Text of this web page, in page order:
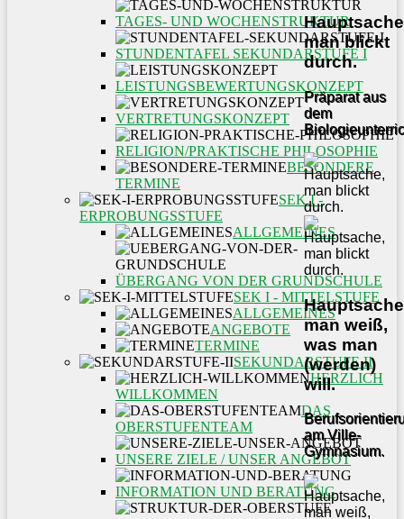
man blickt
durch.
Präparat aus
dem
man weiß,
was man
(werden)
will.
am Ville-
Gymnasium.
TAGES- UND WOCHENSTRUKTUR
STUNDENTAFEL SEKUNDARSTUFE I
LEISTUNGSBEWERTUNGSKONZEPT
VERTRETUNGSKONZEPT
RELIGION/PRAKTISCHE PHILOSOPHIE
BESONDERE
TERMINE
SEK I -
ERPROBUNGSSTUFE
ALLGEMEINES
ÜBERGANG VON DER GRUNDSCHULE
SEK I - MITTELSTUFE
ALLGEMEINES
ANGEBOTE
TERMINE
SEKUNDARSTUFE II
HERZLICH
WILLKOMMEN
DAS
OBERSTUFENTEAM
UNSERE ZIELE / UNSER ANGEBOT
INFORMATION UND BERATUNG